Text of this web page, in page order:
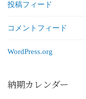
投稿フィード
コメントフィード
WordPress.org
納期カレンダー